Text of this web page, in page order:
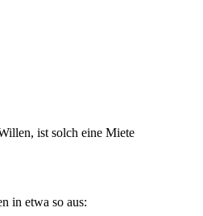
ist solch eine Miete
in etwa so aus: